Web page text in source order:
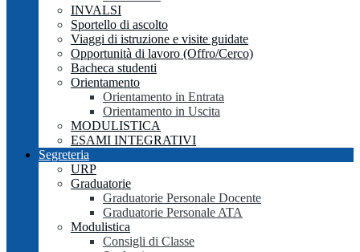
INVALSI
Sportello di ascolto
Viaggi di istruzione e visite guidate
Opportunità di lavoro (Offro/Cerco)
Bacheca studenti
Orientamento
Orientamento in Entrata
Orientamento in Uscita
MODULISTICA
ESAMI INTEGRATIVI
Segreteria
URP
Graduatorie
Graduatorie Personale Docente
Graduatorie Personale ATA
Modulistica
Consigli di Classe